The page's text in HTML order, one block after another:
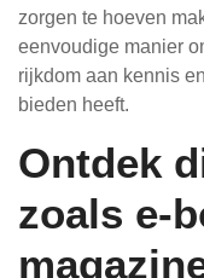
zorgen te hoeven
eenvoudige manier
rijkdom aan kennis
bieden heeft.
Ontdek
zoals e-